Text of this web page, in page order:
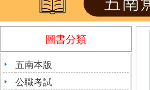
圖書分類
五南本版
公職考試